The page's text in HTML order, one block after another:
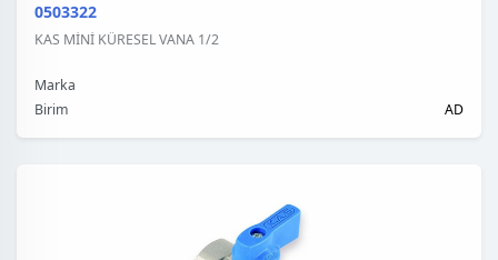
0503322
KAS MİNİ KÜRESEL VANA 1/2
Marka
Birim
AD